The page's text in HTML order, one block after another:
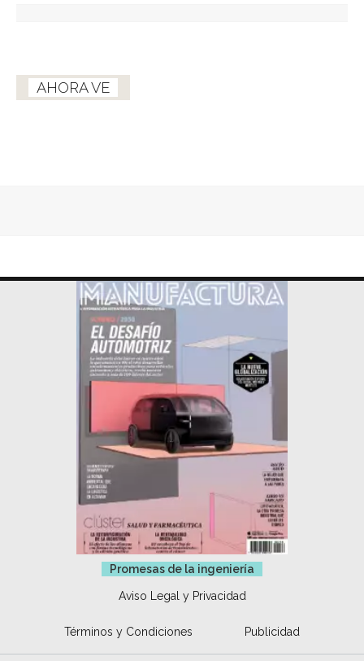
AHORA VE
Promesas de la ingeniería
Aviso Legal y Privacidad
Términos y Condiciones Publicidad